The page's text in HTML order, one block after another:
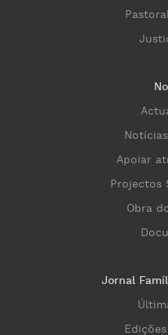
Apoiar
Projectos
Obra
Jornal